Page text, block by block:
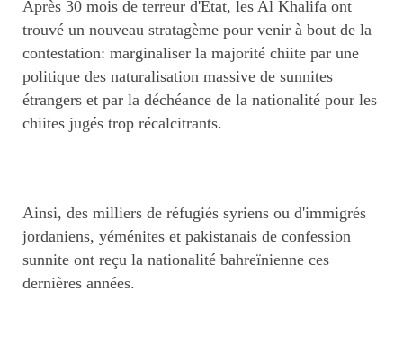
Après 30 mois de terreur d'Etat, les Al Khalifa ont
trouvé un nouveau stratagème pour venir à bout de la
contestation: marginaliser la majorité chiite par une
politique des naturalisation massive de sunnites
étrangers et par la déchéance de la nationalité pour les
chiites jugés trop récalcitrants.
Ainsi, des milliers de réfugiés syriens ou d'immigrés
jordaniens, yéménites et pakistanais de confession
sunnite ont reçu la nationalité bahreïnienne ces
dernières années.